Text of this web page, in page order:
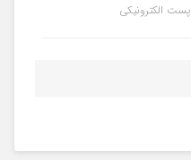
پست الکترونیکی